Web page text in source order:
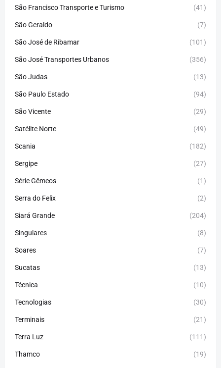
São Francisco Transporte e Turismo (41)
São Geraldo (7)
São José de Ribamar (101)
São José Transportes Urbanos (356)
São Judas (13)
São Paulo Estado (94)
São Vicente (29)
Satélite Norte (49)
Scania (182)
Sergipe (27)
Série Gêmeos (1)
Serra do Felix (2)
Siará Grande (204)
Singulares (8)
Soares (7)
Sucatas (13)
Técnica (10)
Tecnologias (30)
Terminais (21)
Terra Luz (111)
Thamco (19)